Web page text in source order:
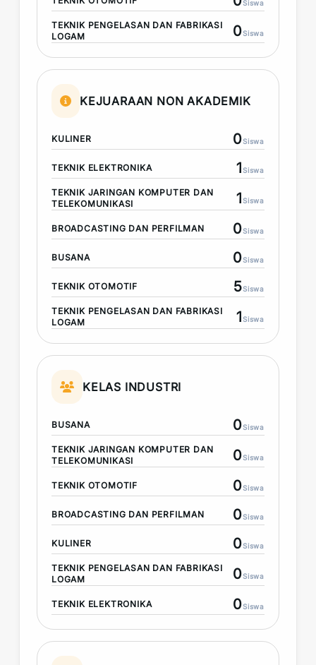
Siswa
TEKNIK PENGELASAN DAN FABRIKASI
LOGAM
0Siswa
KEJUARAAN NON AKADEMIK
KULINER 0Siswa
TEKNIK ELEKTRONIKA 1Siswa
TEKNIK JARINGAN KOMPUTER DAN
TELEKOMUNIKASI
1Siswa
BROADCASTING DAN PERFILMAN 0Siswa
BUSANA 0Siswa
TEKNIK OTOMOTIF 5Siswa
TEKNIK PENGELASAN DAN FABRIKASI
LOGAM
1Siswa
KELAS INDUSTRI
BUSANA 0Siswa
TEKNIK JARINGAN KOMPUTER DAN
TELEKOMUNIKASI
0Siswa
TEKNIK OTOMOTIF 0Siswa
BROADCASTING DAN PERFILMAN 0Siswa
KULINER 0Siswa
TEKNIK PENGELASAN DAN FABRIKASI
LOGAM
0Siswa
TEKNIK ELEKTRONIKA 0Siswa